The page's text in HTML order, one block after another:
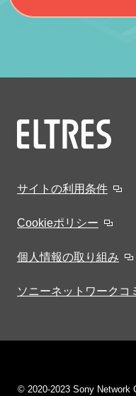
サイトの利用条件
Cookieポリシー
個人情報の取り組み
ソニーネットワークコ
© 2020-2023 Sony Network